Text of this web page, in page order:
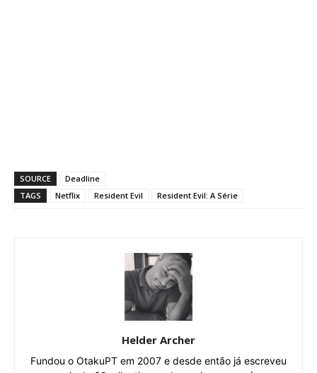
SOURCE
Deadline
TAGS
Netflix Resident Evil Resident Evil: A Série
Helder Archer
Fundou o OtakuPT em 2007 e desde então já escreveu